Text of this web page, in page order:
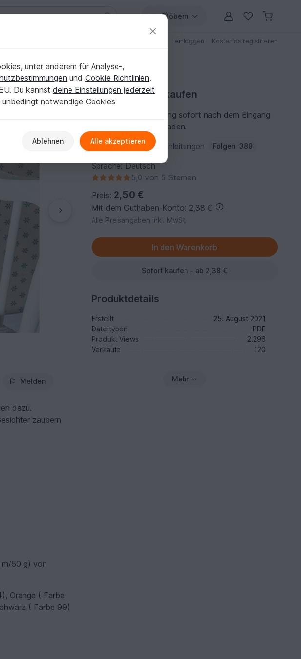
Stöbern
einloggen Kostenlos registrieren
Melden
dazu.
zaubern
m/50 g) von
Orange ( Farbe
( Farbe 99)
Häkelanleitung kaufen
Du kannst die Anleitung sofort nach dem Eingang
der Zahlung herunterladen.
Autor: VeronikaHug-Anleitungen Folgen 388
Sprache: Deutsch
5,0 von 5 Sternen
Preis: 2,50 €
Mit dem Guthaben-Konto: 2,38 €
Alle Preisangaben inkl. MwSt.
Sofort kaufen - ab 2,38 €
Produktdetails
Erstellt
25. August 2021
Dateitypen
PDF
Produkt Views
2.296
Verkäufe
120
Mehr
unter anderem für Analyse-,
und Cookie Richtlinien.
Du kannst deine Einstellungen jederzeit
notwendige Cookies.
Ablehnen Alle akzeptieren